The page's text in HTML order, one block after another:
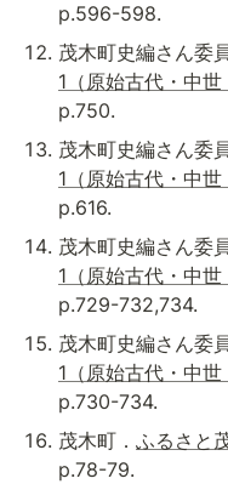
p.596-598.
茂木町史編さん委
1（原始古代・中世
p.750.
茂木町史編さん委
1（原始古代・中世
p.616.
茂木町史編さん委
1（原始古代・中世
p.729-732,734.
茂木町史編さん委
1（原始古代・中世
p.730-734.
茂木町． ふるさと
p.78-79.